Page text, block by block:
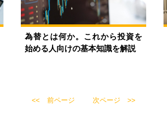
為替とは何か。これから投資を
始める人向けの基本知識を解説
前ページ 次ページ